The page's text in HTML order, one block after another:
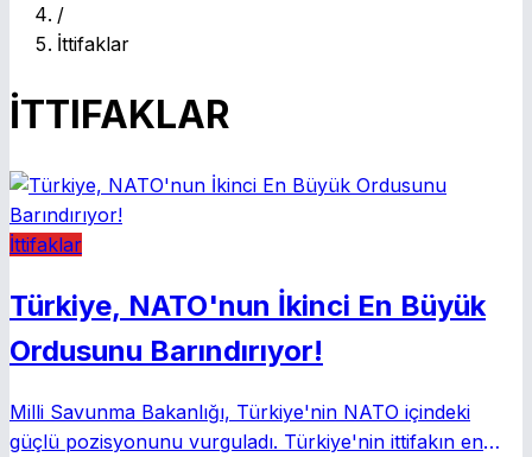
/
İttifaklar
İTTIFAKLAR
İttifaklar
Türkiye, NATO'nun İkinci En Büyük
Ordusunu Barındırıyor!
Milli Savunma Bakanlığı, Türkiye'nin NATO içindeki
güçlü pozisyonunu vurguladı. Türkiye'nin ittifakın en